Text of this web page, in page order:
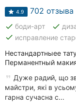
4.9 702 отзыва
done боди-арт done
done исправление
Нестандартныее
Перманентный
Дуже радий, що
майстри, які в
гарна сучасна с...